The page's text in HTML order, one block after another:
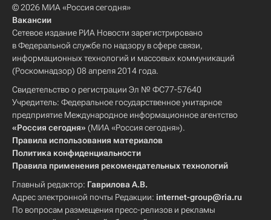
© 2026 МИА «Россия сегодня»
Вакансии
Сетевое издание РИА Новости зарегистрировано
в Федеральной службе по надзору в сфере связи,
информационных технологий и массовых коммуникаций
(Роскомнадзор) 08 апреля 2014 года.
Свидетельство о регистрации Эл № ФС77-57640
Учредитель: Федеральное государственное унитарное
предприятие Международное информационное агентство
«Россия сегодня» (МИА «Россия сегодня»).
Правила использования материалов
Политика конфиденциальности
Правила применения рекомендательных технологий
Главный редактор: Гаврилова А.В.
Адрес электронной почты Редакции: internet-group@ria.ru
По вопросам размещения пресс-релизов и рекламы